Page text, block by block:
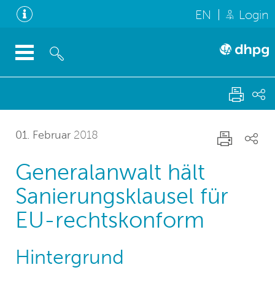
EN Login
01. Februar 2018
Generalanwalt hält
Sanierungsklausel für
EU-rechtskonform
Hintergrund